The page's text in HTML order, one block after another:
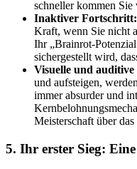
schneller kommen Sie
Inaktiver Fortschritt:
Kraft, wenn Sie nicht
Ihr „Brainrot-
sichergestellt wird,
Visuelle und
und aufsteigen,
immer absurder und
Meisterschaft über
5. Ihr erster Sieg: